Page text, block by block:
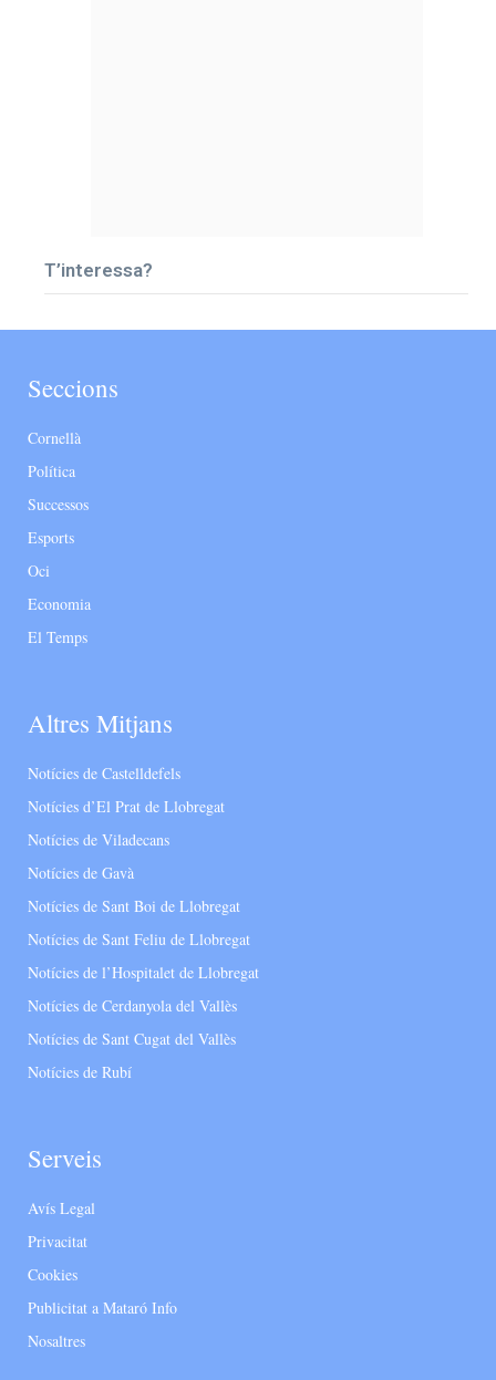
T’interessa?
Seccions
Cornellà
Política
Successos
Esports
Oci
Economia
El Temps
Altres Mitjans
Notícies de Castelldefels
Notícies d’El Prat de Llobregat
Notícies de Viladecans
Notícies de Gavà
Notícies de Sant Boi de Llobregat
Notícies de Sant Feliu de Llobregat
Notícies de l’Hospitalet de Llobregat
Notícies de Cerdanyola del Vallès
Notícies de Sant Cugat del Vallès
Notícies de Rubí
Serveis
Avís Legal
Privacitat
Cookies
Publicitat a Mataró Info
Nosaltres